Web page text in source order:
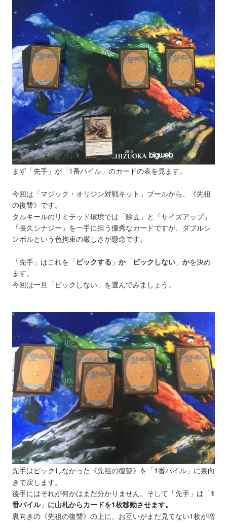
まず「先手」が「1番パイル」のカードの表を見ます。
今回は「マジック・オリジン対戦キット」プールから、《先祖
の復讐》です。
タルキールのリミテッド環境では「除去」と「サイズアップ」
「長久シナジー」を一手に担う優秀なカードですが、ダブルシ
ンボルという色拘束の厳しさが懸念です。
「先手」はこれを 「ピックする 」 か「ピックしない 」 かを決め
ます。
今回は一旦「ピックしない」を選んでみましょう。
先手はピックしなかった《先祖の復讐》を「1番パイル」に裏向
きで戻します。
後手にはそれが何かはまだ分かりません。そして「先手」は 「1
番パイル」 に山札からカードを1枚移動させます。
裏向きの《先祖の復讐》の上に、お互いがまだ見てない1枚が増